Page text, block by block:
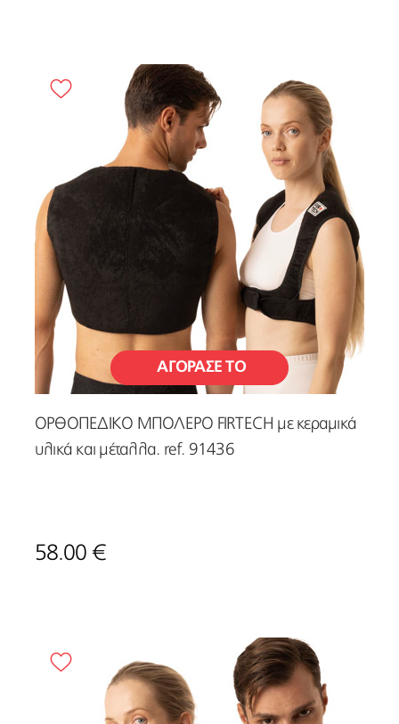
ΑΓΟΡΑΣΕ ΤΟ
ΟΡΘΟΠΕΔΙΚΟ ΜΠΟΛΕΡΟ FIRTECH με κεραμικά
υλικά και μέταλλα. ref. 91436
58.00 €